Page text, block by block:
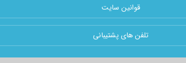
قوانین سایت
تلفن های پشتیبانی